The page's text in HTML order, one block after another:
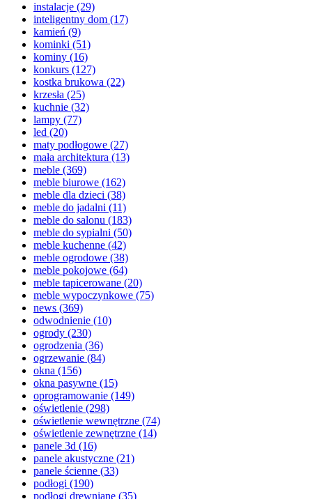
instalacje (29)
inteligentny dom (17)
kamień (9)
kominki (51)
kominy (16)
konkurs (127)
kostka brukowa (22)
krzesła (25)
kuchnie (32)
lampy (77)
led (20)
maty podłogowe (27)
mała architektura (13)
meble (369)
meble biurowe (162)
meble dla dzieci (38)
meble do jadalni (11)
meble do salonu (183)
meble do sypialni (50)
meble kuchenne (42)
meble ogrodowe (38)
meble pokojowe (64)
meble tapicerowane (20)
meble wypoczynkowe (75)
news (369)
odwodnienie (10)
ogrody (230)
ogrodzenia (36)
ogrzewanie (84)
okna (156)
okna pasywne (15)
oprogramowanie (149)
oświetlenie (298)
oświetlenie wewnętrzne (74)
oświetlenie zewnętrzne (14)
panele 3d (16)
panele akustyczne (21)
panele ścienne (33)
podłogi (190)
podłogi drewniane (35)